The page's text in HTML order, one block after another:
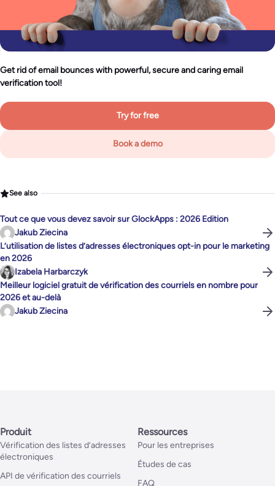
Get rid of email bounces with powerful, secure and caring email
verification tool!
Try for free
Book a demo
See also
Tout ce que vous devez savoir sur GlockApps : 2026 Edition
Jakub Ziecina
L’utilisation de listes d’adresses électroniques opt-in pour le marketing
en 2026
Izabela Harbarczyk
Meilleur logiciel gratuit de vérification des courriels en nombre pour
2026 et au-delà
Jakub Ziecina
Produit
Vérification des listes d’adresses
électroniques
API de vérification des courriels
Ressources
Pour les entreprises
Études de cas
FAQ